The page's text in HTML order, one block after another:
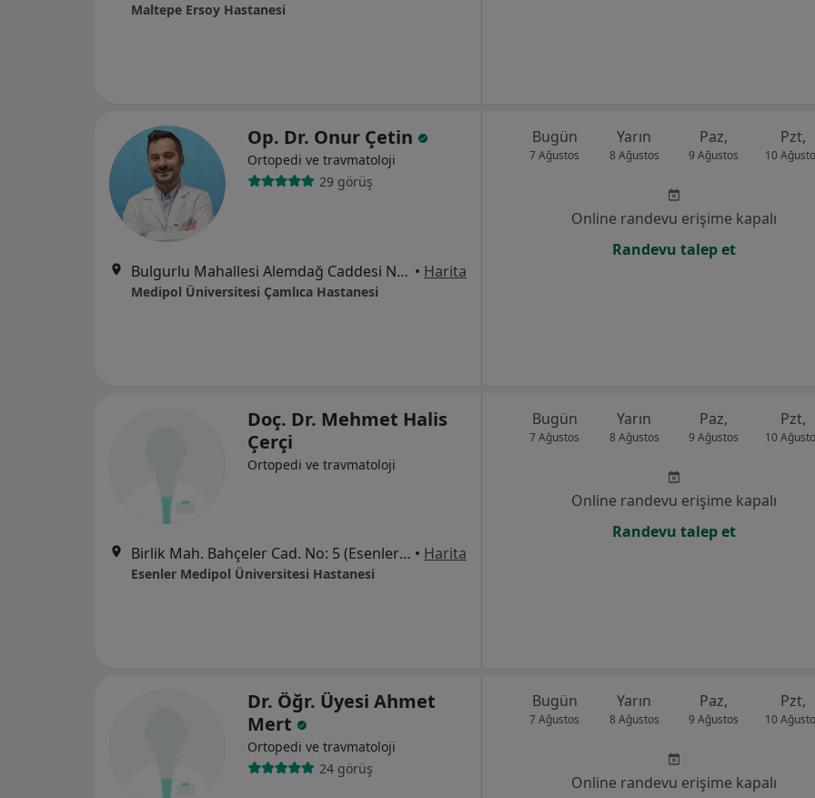
Maltepe Ersoy Hastanesi
Op. Dr. Onur Çetin
Ortopedi ve travmatoloji
29 görüş
Bulgurlu Mahallesi Alemdağ Caddesi No:100, Üsküdar • Harita
Medipol Üniversitesi Çamlıca Hastanesi
Bugün
7 Ağustos
Yarın
8 Ağustos
Paz,
9 Ağustos
Pzt,
10
Online randevu erişime kapalı
Randevu talep et
Doç. Dr. Mehmet Halis
Çerçi
Ortopedi ve travmatoloji
Birlik Mah. Bahçeler Cad. No: 5 (Esenler Kültür Merkezi Karşısı), Esenler • Harita
Esenler Medipol Üniversitesi Hastanesi
Bugün
7 Ağustos
Yarın
8 Ağustos
Paz,
9 Ağustos
Pzt,
10
Online randevu erişime kapalı
Randevu talep et
Dr. Öğr. Üyesi Ahmet
Mert
Ortopedi ve travmatoloji
24 görüş
Bugün
7 Ağustos
Yarın
8 Ağustos
Paz,
9 Ağustos
Pzt,
10
Online randevu erişime kapalı